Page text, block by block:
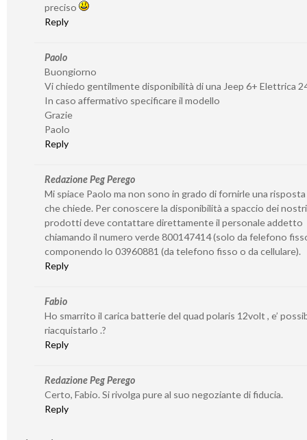
preciso
Reply
Paolo
Buongiorno
Vi chiedo gentilmente disponibilità di una Jeep 6+ Elettrica
In caso affermativo specificare il modello
Grazie
Paolo
Reply
Redazione Peg Perego
Mi spiace Paolo ma non sono in grado di fornirle una
che chiede. Per conoscere la disponibilità a spaccio dei nostri
prodotti deve contattare direttamente il personale addetto
chiamando il numero verde 800147414 (solo da felefono
componendo lo 03960881 (da telefono fisso o da cellulare).
Reply
Fabio
Ho smarrito il carica batterie del quad polaris 12volt , e’
riacquistarlo .?
Reply
Redazione Peg Perego
Certo, Fabio. Si rivolga pure al suo negoziante di fiducia.
Reply